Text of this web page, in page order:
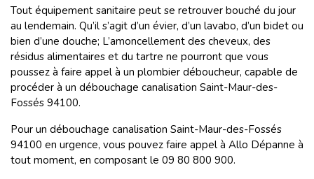
Tout équipement sanitaire peut se retrouver bouché du jour
au lendemain. Qu’il s’agit d’un évier, d’un lavabo, d’un bidet ou
bien d’une douche; L’amoncellement des cheveux, des
résidus alimentaires et du tartre ne pourront que vous
poussez à faire appel à un plombier déboucheur, capable de
procéder à un débouchage canalisation Saint-Maur-des-
Fossés 94100.
Pour un débouchage canalisation Saint-Maur-des-Fossés
94100 en urgence, vous pouvez faire appel à Allo Dépanne à
tout moment, en composant le 09 80 800 900.